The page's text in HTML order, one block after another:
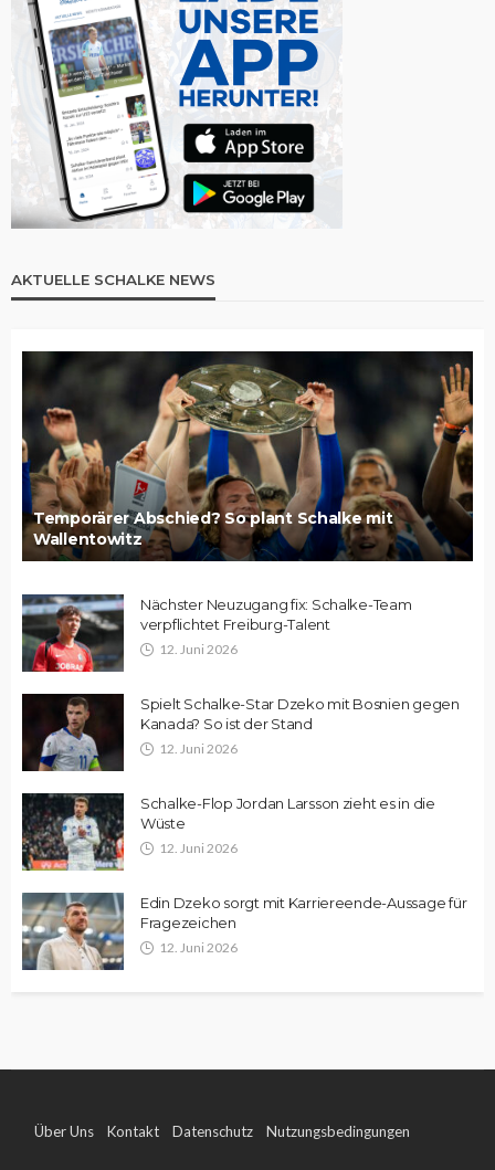
AKTUELLE SCHALKE NEWS
Temporärer Abschied? So plant Schalke mit
Wallentowitz
Nächster Neuzugang fix: Schalke-Team
verpflichtet Freiburg-Talent
12. Juni 2026
Spielt Schalke-Star Dzeko mit Bosnien gegen
Kanada? So ist der Stand
12. Juni 2026
Schalke-Flop Jordan Larsson zieht es in die
Wüste
12. Juni 2026
Edin Dzeko sorgt mit Karriereende-Aussage für
Fragezeichen
12. Juni 2026
Über Uns Kontakt Datenschutz Nutzungsbedingungen